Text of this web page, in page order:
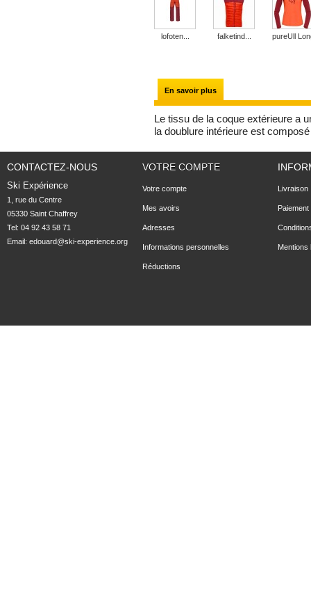
lofoten... falketind... pureUll
En savoir plus
Le tissu de la coque extérieure a
la doublure intérieure est
CONTACTEZ-NOUS
Ski Expérience
1, rue du Centre
05330 Saint Chaffrey
Tel: 04 92 43 58 71
Email: edouard@ski-experience.org
VOTRE COMPTE
Votre compte
Mes avoirs
Adresses
Informations personnelles
Réductions
Livraison
Mentions